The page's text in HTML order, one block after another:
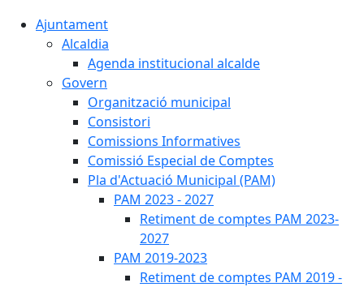
Ajuntament
Alcaldia
Agenda institucional alcalde
Govern
Organització municipal
Consistori
Comissions Informatives
Comissió Especial de Comptes
Pla d'Actuació Municipal (PAM)
PAM 2023 - 2027
Retiment de comptes PAM 2023-
2027
PAM 2019-2023
Retiment de comptes PAM 2019 -